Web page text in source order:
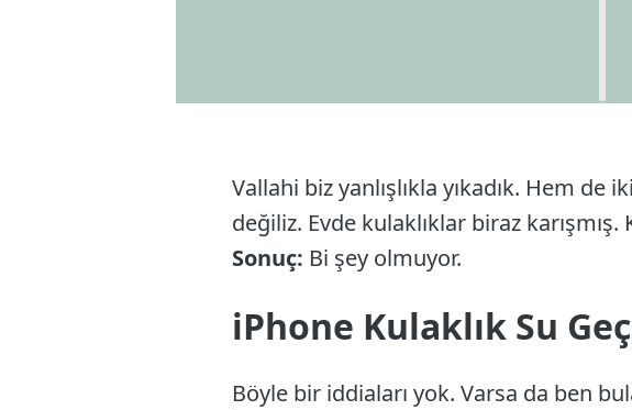
Vallahi biz yanlışlıkla yıkadık. Hem de
değiliz. Evde kulaklıklar biraz
Sonuç: Bi şey olmuyor.
iPhone Kulaklık Su
Böyle bir iddiaları yok. Varsa da ben